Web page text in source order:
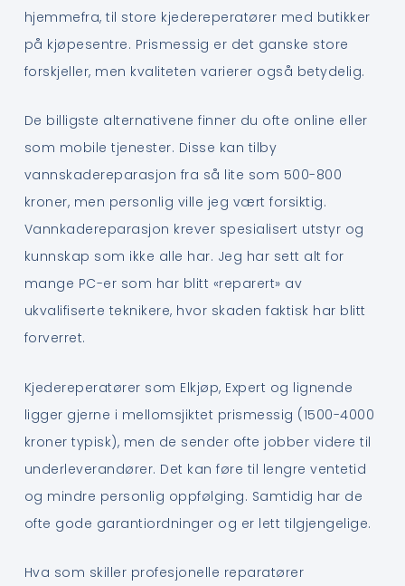
hjemmefra, til store kjedereperatører med butikker
på kjøpesentre. Prismessig er det ganske store
forskjeller, men kvaliteten varierer også betydelig.
De billigste alternativene finner du ofte online eller
som mobile tjenester. Disse kan tilby
vannskadereparasjon fra så lite som 500-800
kroner, men personlig ville jeg vært forsiktig.
Vannkadereparasjon krever spesialisert utstyr og
kunnskap som ikke alle har. Jeg har sett alt for
mange PC-er som har blitt «reparert» av
ukvalifiserte teknikere, hvor skaden faktisk har blitt
forverret.
Kjedereperatører som Elkjøp, Expert og lignende
ligger gjerne i mellomsjiktet prismessig (1500-4000
kroner typisk), men de sender ofte jobber videre til
underleverandører. Det kan føre til lengre ventetid
og mindre personlig oppfølging. Samtidig har de
ofte gode garantiordninger og er lett tilgjengelige.
Hva som skiller profesjonelle reparatører